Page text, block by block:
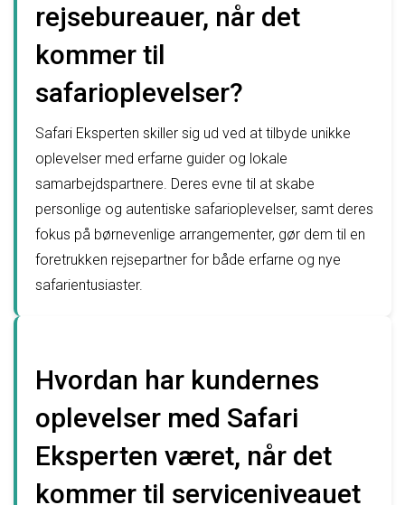
rejsebureauer, når det
kommer til
safarioplevelser?
Safari Eksperten skiller sig ud ved at tilbyde unikke
oplevelser med erfarne guider og lokale
samarbejdspartnere. Deres evne til at skabe
personlige og autentiske safarioplevelser, samt deres
fokus på børnevenlige arrangementer, gør dem til en
foretrukken rejsepartner for både erfarne og nye
safarientusiaster.
Hvordan har kundernes
oplevelser med Safari
Eksperten været, når det
kommer til serviceniveauet